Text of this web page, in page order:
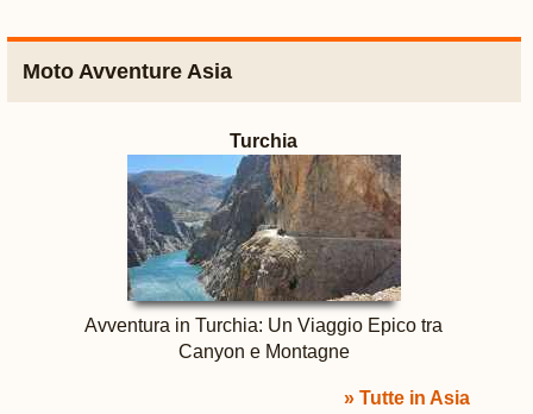
Moto Avventure Asia
Turchia
Avventura in Turchia: Un Viaggio Epico tra
Canyon e Montagne
» Tutte in Asia